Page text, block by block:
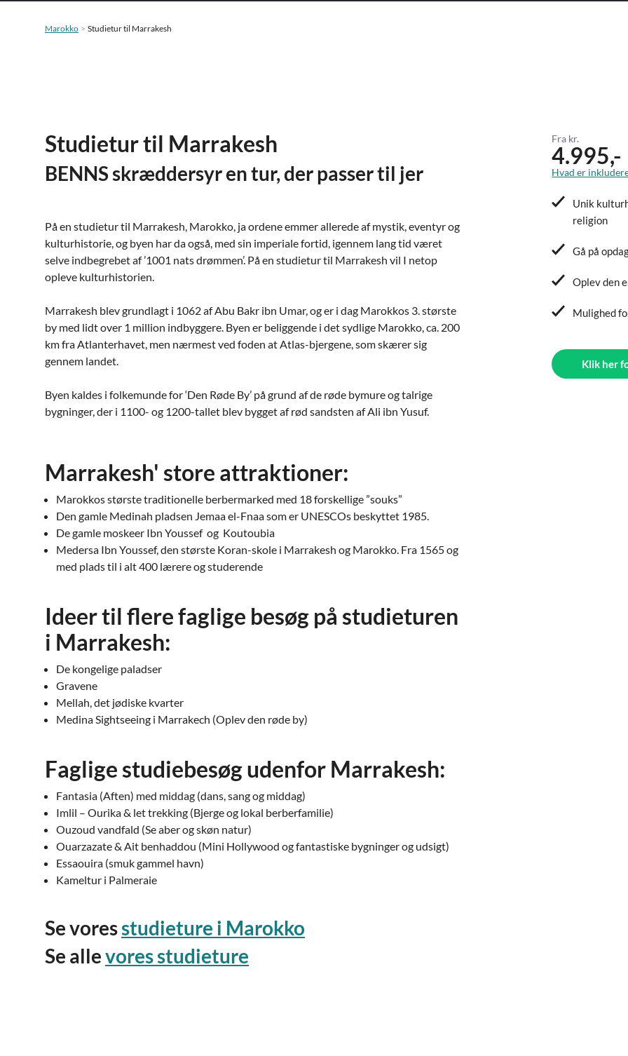
Marokko Studietur til Marrakesh
Studietur til Marrakesh
BENNS skræddersyr en tur, der passer til jer
På en studietur til Marrakesh, Marokko, ja ordene emmer allerede af mystik, eventyr og
kulturhistorie, og byen har da også, med sin imperiale fortid, igennem lang tid været
selve indbegrebet af ’1001 nats drømmen’. På en studietur til Marrakesh vil I netop
opleve kulturhistorien.
Marrakesh blev grundlagt i 1062 af Abu Bakr ibn Umar, og er i dag Marokkos 3. største
by med lidt over 1 million indbyggere. Byen er beliggende i det sydlige Marokko, ca. 200
km fra Atlanterhavet, men nærmest ved foden at Atlas-bjergene, som skærer sig
gennem landet.
Byen kaldes i folkemunde for ‘Den Røde By’ på grund af de røde bymure og talrige
bygninger, der i 1100- og 1200-tallet blev bygget af rød sandsten af Ali ibn Yusuf.
Marrakesh' store attraktioner:
Marokkos største traditionelle berbermarked med 18 forskellige ”souks”
Den gamle Medinah pladsen Jemaa el-Fnaa som er UNESCOs beskyttet 1985.
De gamle moskeer Ibn Youssef og Koutoubia
Medersa Ibn Youssef, den største Koran-skole i Marrakesh og Marokko. Fra 1565 og
med plads til i alt 400 lærere og studerende
Ideer til flere faglige besøg på studieturen
i Marrakesh:
De kongelige paladser
Gravene
Mellah, det jødiske kvarter
Medina Sightseeing i Marrakech (Oplev den røde by)
Faglige studiebesøg udenfor Marrakesh:
Fantasia (Aften) med middag (dans, sang og middag)
Imlil – Ourika & let trekking (Bjerge og lokal berberfamilie)
Ouzoud vandfald (Se aber og skøn natur)
Ouarzazate & Ait benhaddou (Mini Hollywood og fantastiske bygninger og udsigt)
Essaouira (smuk gammel havn)
Kameltur i Palmeraie
Se voresstudieture i Marokko
Se allevores studieture
Fra kr.
4.995,-
Hvad er
Unik
religion
Gå på
Oplev den
Mulighed
Klik her